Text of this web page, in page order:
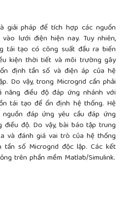
giải pháp để tích hợp các nguồn
lưới điện hiện nay. Tuy nhiên,
tái tạo có công suất đầu ra biến
kiện thời tiết và môi trường gây
định tần số và điện áp của hệ
Do vậy, trong Microgrid cần phải
năng điều độ đáp ứng nhánh với
tái tạo để ổn định hệ thống. Hệ
đáp ứng yêu cầu đáp ứng
điều độ. Do vậy, bài báo tập trung
và đánh giá vai trò của hệ thống
số Microgrid độc lập. Các kết
trên phần mềm Matlab/Simulink.